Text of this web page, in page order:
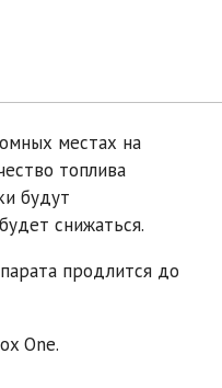
местах на
топлива
будут
снижаться.
продлится до
One.